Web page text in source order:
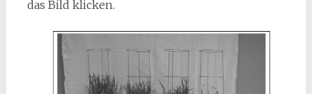
das Bild klicken.